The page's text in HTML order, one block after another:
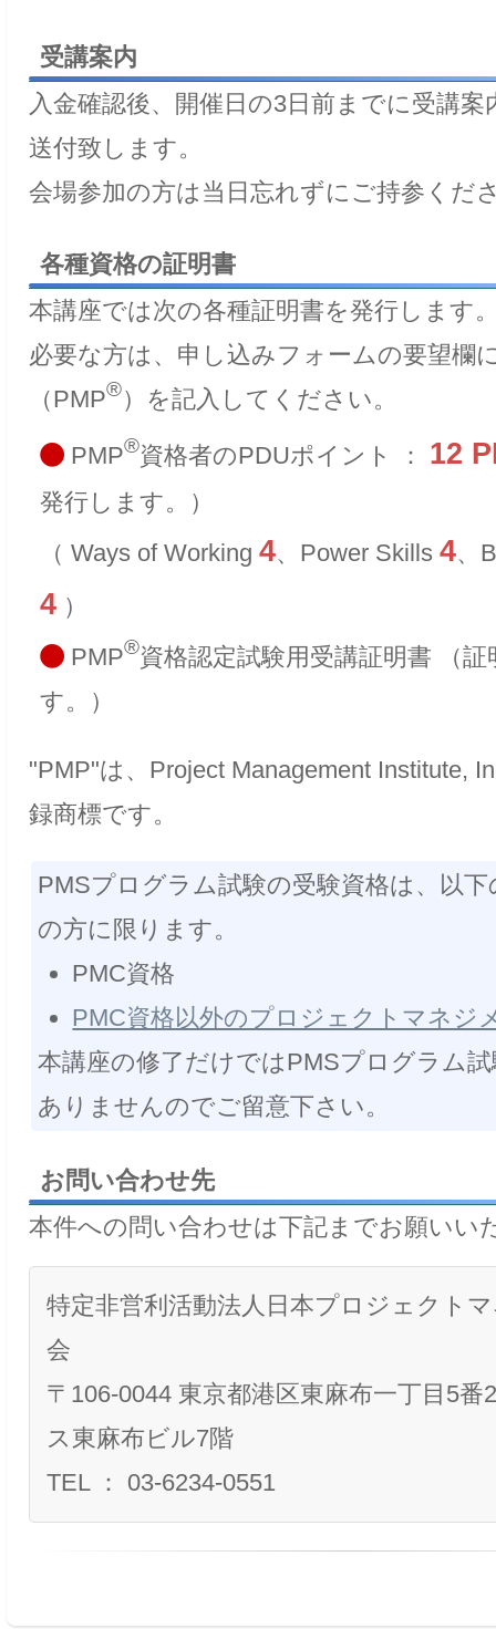
受講案内
入金確認後、開催日の3日前までに受講
送付致します。
会場参加の方は当日忘れずにご持参くだ
各種資格の証明書
本講座では次の各種証明書を発行します
必要な方は、申し込みフォームの要望欄
（PMP®）を記入してください。
PMP®資格者のPDUポイント ： 12
発行します。）
（ Ways of Working4、Power Skills4、
4 ）
PMP®資格認定試験用受講証明書 （
す。）
"PMP"は、Project Management Institute,
録商標です。
PMSプログラム試験の受験資格は、以
の方に限ります。
PMC資格
PMC資格以外のプロジェクトマネジ
本講座の修了だけではPMSプログラム
ありませんのでご留意下さい。
お問い合わせ先
本件への問い合わせは下記までお願いい
特定非営利活動法人日本プロジェクト
会
〒106-0044 東京都港区東麻布一丁目5
ス東麻布ビル7階
TEL ： 03-6234-0551